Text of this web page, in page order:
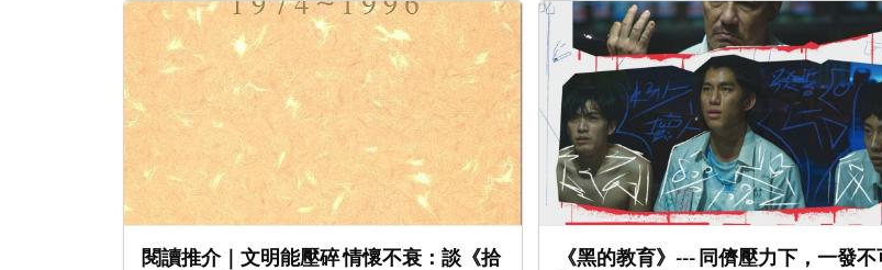
閱讀推介｜文明能壓碎 情懷不衰：談《拾
《黑的教育》--- 同儕壓力下，一發